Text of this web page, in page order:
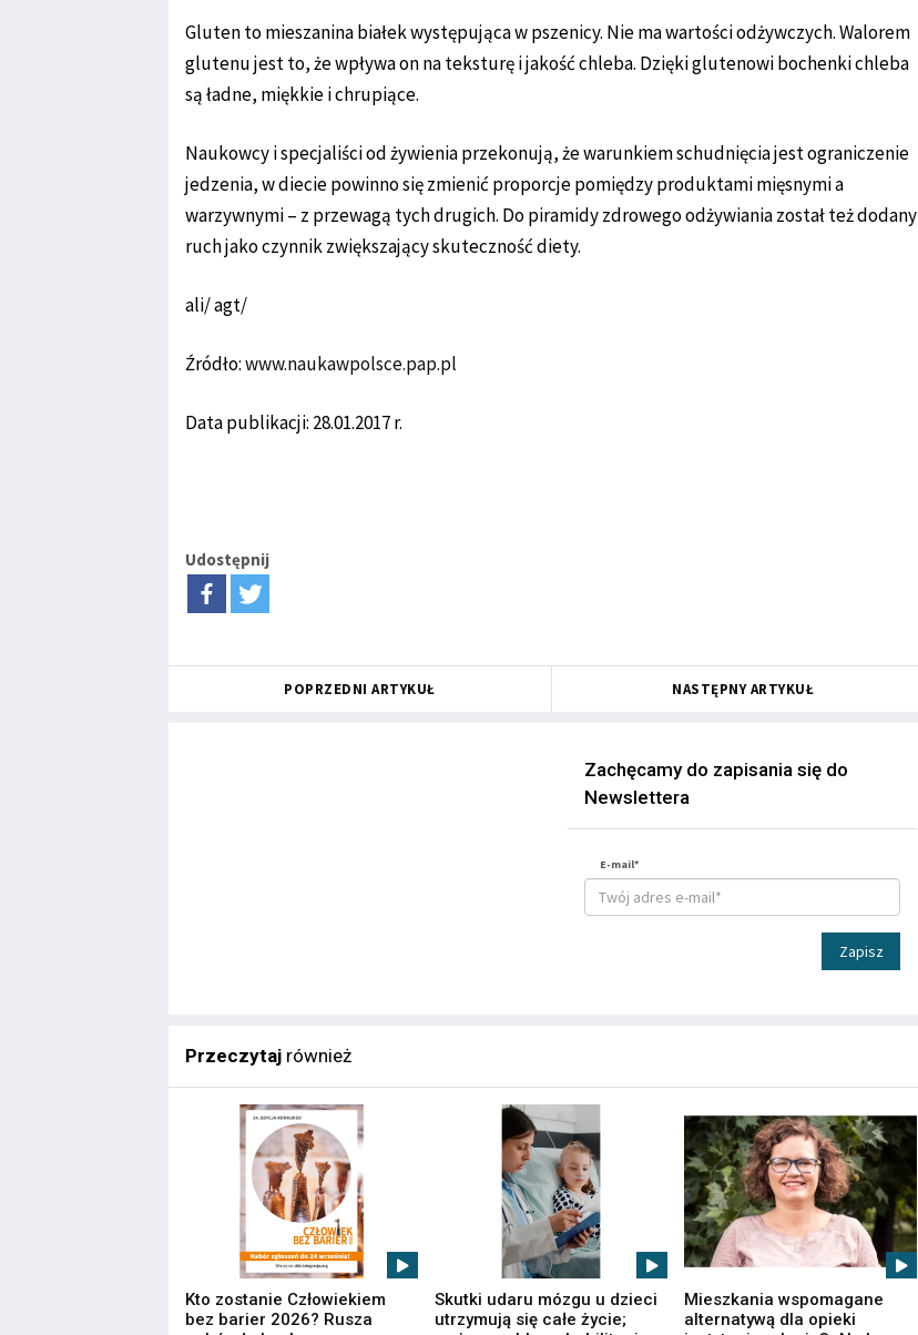
Gluten to mieszanina białek występująca w pszenicy. Nie ma wartości odżywczych. Walorem
glutenu jest to, że wpływa on na teksturę i jakość chleba. Dzięki glutenowi bochenki chleba
są ładne, miękkie i chrupiące.
Naukowcy i specjaliści od żywienia przekonują, że warunkiem schudnięcia jest ograniczenie
jedzenia, w diecie powinno się zmienić proporcje pomiędzy produktami mięsnymi a
warzywnymi – z przewagą tych drugich. Do piramidy zdrowego odżywiania został też dodany
ruch jako czynnik zwiększający skuteczność diety.
ali/ agt/
Źródło:www.naukawpolsce.pap.pl
Data publikacji: 28.01.2017 r.
Udostępnij
POPRZEDNI ARTYKUŁ NASTĘPNY ARTYKUŁ
Zachęcamy do zapisania się do
Newslettera
E-mail*
Zapisz
Przeczytaj również
Kto zostanie Człowiekiem
bez barier 2026? Rusza
Skutki udaru mózgu u dzieci
utrzymują się całe życie;
Mieszkania wspomagane
alternatywą dla opieki